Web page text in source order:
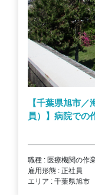
【千葉県旭市
員）】病院での
職種 : 医療機関の作
雇用形態 : 正社員
エリア : 千葉県旭市